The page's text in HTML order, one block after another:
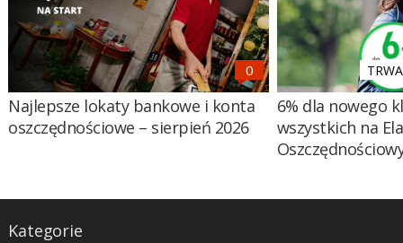
Najlepsze lokaty bankowe i konta
oszczędnościowe – sierpień 2026
6% dla nowego
wszystkich na
Kategorie